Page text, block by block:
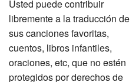
libremente a la traducción de
sus canciones favoritas,
cuentos, libros infantiles,
oraciones, etc, que no estén
protegidos por derechos de